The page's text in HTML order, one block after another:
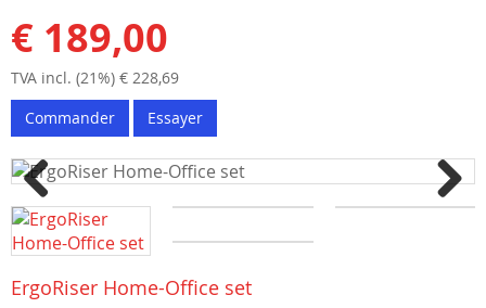
€ 189,00
TVA incl. (21%) € 228,69
Commander Essayer
Previous
ErgoRiser Home-Office set